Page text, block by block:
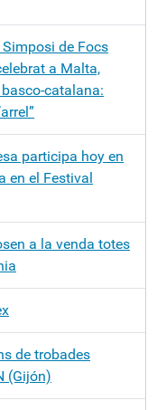
de Focs
a Malta,
catalana:
participa hoy en
en el Festival
a la venda totes
de trobades
(Gijón)